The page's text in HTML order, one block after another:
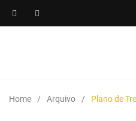
Home Arquivo Plano de